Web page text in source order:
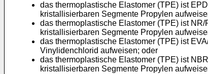
das thermoplastische Elastomer (TPE) ist
kristallisierbaren Segmente Propylen
das thermoplastische Elastomer (TPE) ist
kristallisierbaren Segmente Propylen
das thermoplastische Elastomer (TPE) ist
Vinylidenchlorid aufweisen; oder
das thermoplastische Elastomer (TPE) ist
kristallisierbaren Segmente Propylen